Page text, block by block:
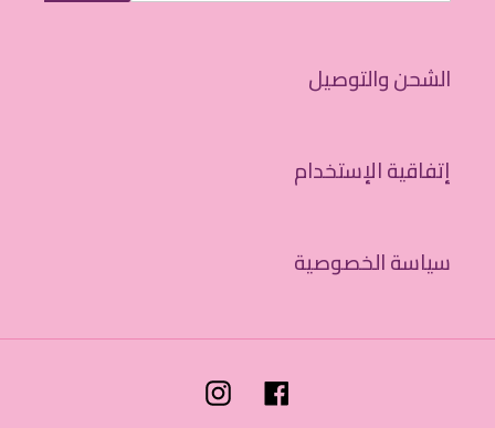
الشحن والتوصيل
إتفاقية الإستخدام
سياسة الخصوصية
Facebook
Instagram